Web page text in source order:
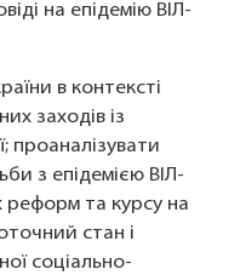
на епідемію ВІЛ-
в контексті
заходів із
проаналізувати
з епідемією ВІЛ-
реформ та курсу на
стан і
соціально-